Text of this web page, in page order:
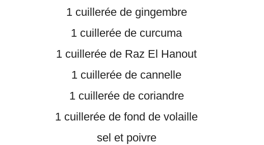
1 cuillerée de gingembre
1 cuillerée de curcuma
1 cuillerée de Raz El Hanout
1 cuillerée de cannelle
1 cuillerée de coriandre
1 cuillerée de fond de volaille
sel et poivre